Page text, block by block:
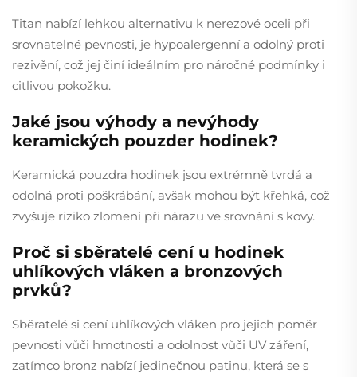
Titan nabízí lehkou alternativu k nerezové oceli při
srovnatelné pevnosti, je hypoalergenní a odolný proti
rezivění, což jej činí ideálním pro náročné podmínky i
citlivou pokožku.
Jaké jsou výhody a nevýhody
keramických pouzder hodinek?
Keramická pouzdra hodinek jsou extrémně tvrdá a
odolná proti poškrábání, avšak mohou být křehká, což
zvyšuje riziko zlomení při nárazu ve srovnání s kovy.
Proč si sběratelé cení u hodinek
uhlíkových vláken a bronzových
prvků?
Sběratelé si cení uhlíkových vláken pro jejich poměr
pevnosti vůči hmotnosti a odolnost vůči UV záření,
zatímco bronz nabízí jedinečnou patinu, která se s